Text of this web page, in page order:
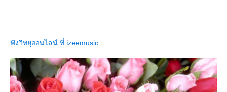
ฟังวิทยุออนไลน์ ที่ izeemusic